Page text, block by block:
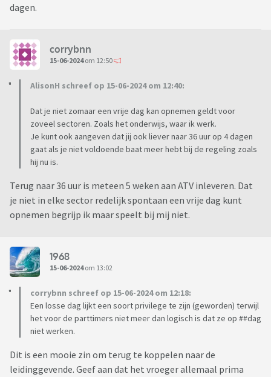
dagen.
corrybnn
15-06-2024om 12:50
AlisonH schreef op 15-06-2024 om 12:40:
Dat je niet zomaar een vrije dag kan opnemen geldt voor
zoveel sectoren. Zoals het onderwijs, waar ik werk.
Je kunt ook aangeven dat jij ook liever naar 36 uur op 4 dagen
gaat als je niet voldoende baat meer hebt bij de regeling zoals
hij nu is.
Terug naar 36 uur is meteen 5 weken aan ATV inleveren. Dat
je niet in elke sector redelijk spontaan een vrije dag kunt
opnemen begrijp ik maar speelt bij mij niet.
1968
15-06-2024om 13:02
corrybnn schreef op 15-06-2024 om 12:18:
Een losse dag lijkt een soort privilege te zijn (geworden) terwijl
het voor de parttimers niet meer dan logisch is dat ze op ##dag
niet werken.
Dit is een mooie zin om terug te koppelen naar de
leidinggevende. Geef aan dat het vroeger allemaal prima